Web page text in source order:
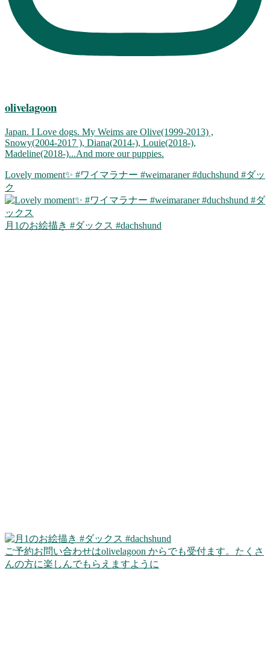
olivelagoon
Japan. I Love dogs. My Weims are Olive(1999-2013) ,
Snowy(2004-2017 ), Diana(2014-), Louie(2018-),
Madeline(2018-)...And more our puppies.
Lovely moment✨ #ワイマラナー #weimaraner #duchshund #ダッ
ク
月1のお絵描き #ダックス #dachshund
ご予約お問い合わせはolivelagoon からでも受付ます。たくさ
んの方に楽しんでもらえますように